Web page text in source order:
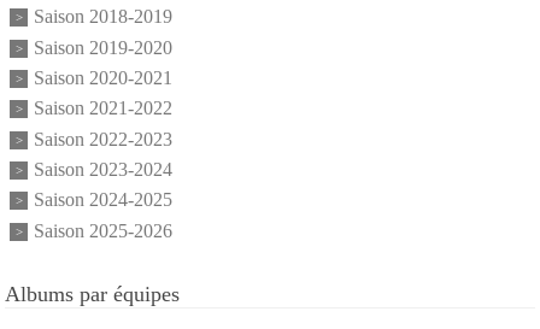
Saison 2018-2019
Saison 2019-2020
Saison 2020-2021
Saison 2021-2022
Saison 2022-2023
Saison 2023-2024
Saison 2024-2025
Saison 2025-2026
Albums par équipes